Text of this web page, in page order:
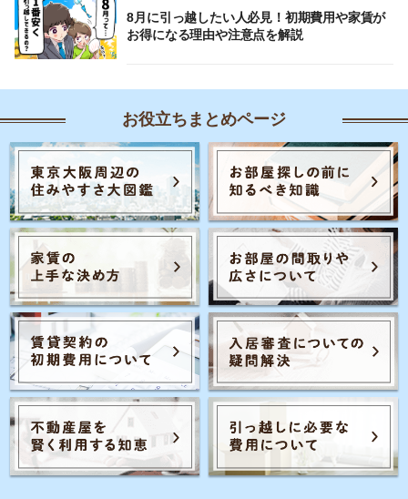
8月に引っ越したい人必見！初期費用や家賃が
お得になる理由や注意点を解説
お役立ちまとめページ